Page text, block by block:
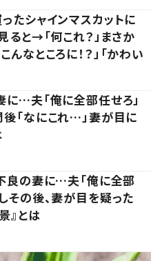
たシャインマスカットに
ると→「何これ？」まさか
なところに！？」「かわい
…夫「俺に全部任せろ」
「なにこれ…」妻が目に
良の妻に…夫「俺に全部
その後、妻が目を疑った
』とは